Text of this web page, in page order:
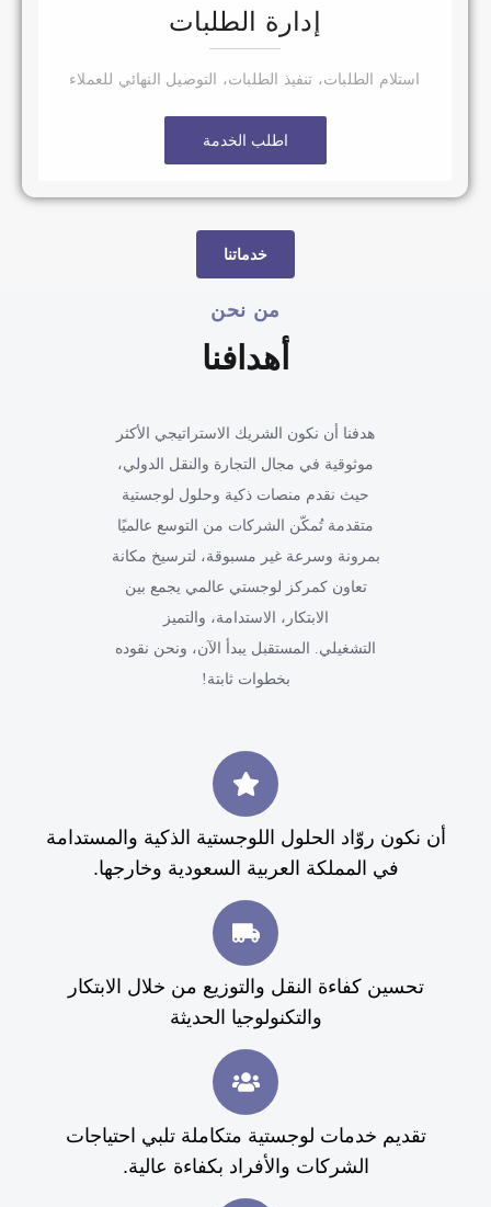
إدارة الطلبات
استلام الطلبات، تنفيذ الطلبات، التوصيل النهائي للعملاء
اطلب الخدمة
خدماتنا
من نحن
أهدافنا
هدفنا أن نكون الشريك الاستراتيجي الأكثر
موثوقية في مجال التجارة والنقل الدولي،
حيث نقدم منصات ذكية وحلول لوجستية
متقدمة تُمكّن الشركات من التوسع عالميًا
بمرونة وسرعة غير مسبوقة، لترسيخ مكانة
تعاون كمركز لوجستي عالمي يجمع بين
الابتكار، الاستدامة، والتميز
التشغيلي. المستقبل يبدأ الآن، ونحن نقوده
بخطوات ثابتة!
أن نكون روّاد الحلول اللوجستية الذكية والمستدامة
في المملكة العربية السعودية وخارجها.
تحسين كفاءة النقل والتوزيع من خلال الابتكار
والتكنولوجيا الحديثة
تقديم خدمات لوجستية متكاملة تلبي احتياجات
الشركات والأفراد بكفاءة عالية.